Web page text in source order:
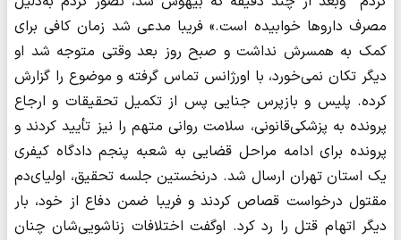
مصرف داروها خوابیده است.» فریبا مدعی شد زمان کافی برای
کمک به همسرش نداشت و صبح روز بعد وقتی متوجه شد او
دیگر تکان نمی‌خورد، با اورژانس تماس گرفته و موضوع را گزارش
کرده. پلیس و بازپرس جنایی پس از تکمیل تحقیقات و ارجاع
پرونده به پزشکی‌قانونی، سلامت روانی متهم را نیز تأیید کردند و
پرونده برای ادامه مراحل قضایی به شعبه پنجم دادگاه کیفری
یک استان تهران ارسال شد. درنخستین جلسه تحقیق، اولیای‌دم
مقتول درخواست قصاص کردند و فریبا ضمن دفاع از خود، بار
دیگر اتهام قتل را رد کرد. اوگفت اختلافات زناشویی‌شان چنان